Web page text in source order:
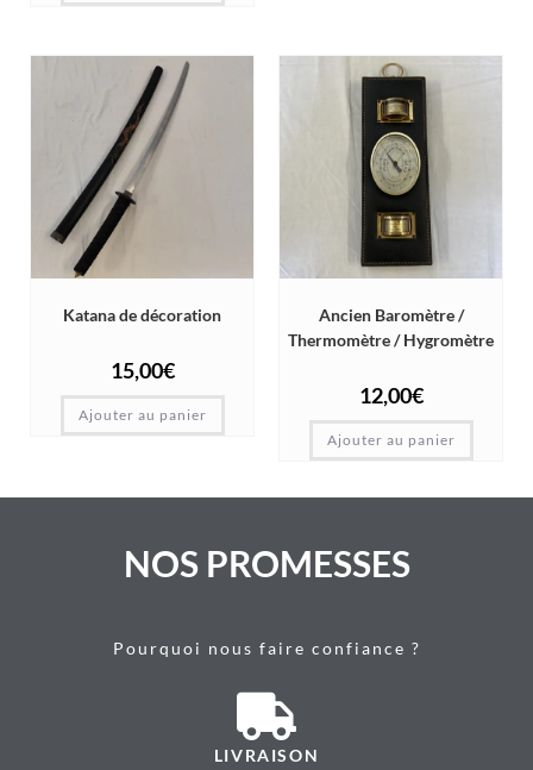
Katana de décoration
15,00€
Ajouter au panier
Ancien Baromètre /
Thermomètre / Hygromètre
12,00€
Ajouter au panier
NOS PROMESSES
Pourquoi nous faire confiance ?
LIVRAISON